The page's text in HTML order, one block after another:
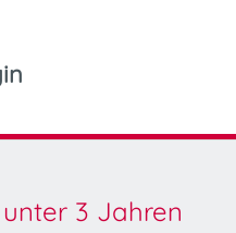
3 Jahren